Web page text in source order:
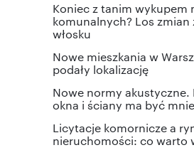
Koniec z tanim wykupem
komunalnych? Los zmian
włosku
Nowe mieszkania w
podały lokalizację
Nowe normy akustyczne.
okna i ściany ma być
Licytacje komornicze a
nieruchomości: co warto